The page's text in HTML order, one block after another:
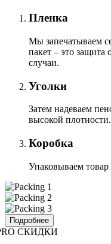
Пленка
Мы запечатываем
пакет – это защита
случаи.
Уголки
Затем надеваем
высокой плотности.
Коробка
Упаковываем товар
Подробнее
СКИДКИ